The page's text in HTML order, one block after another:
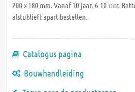
200 x 180 mm. Vanaf 10 jaar, 6-10 uur.
alstublieft apart bestellen.
Catalogus pagina
Bouwhandleiding